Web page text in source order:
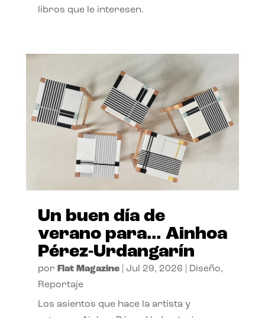
libros que le interesen.
Un buen día de
verano para… Ainhoa
Pérez-Urdangarín
por Flat Magazine| Jul 29, 2026 Diseño,
Reportaje
Los asientos que hace la artista y